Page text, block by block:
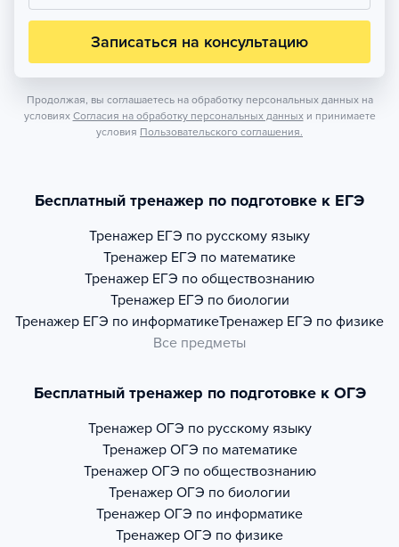
Записаться на консультацию
Продолжая, вы соглашаетесь на обработку персональных данных на
условиях Согласия на обработку персональных данных и принимаете
условия Пользовательского соглашения.
Бесплатный тренажер по подготовке к ЕГЭ
Тренажер ЕГЭ по русскому языку
Тренажер ЕГЭ по математике
Тренажер ЕГЭ по обществознанию
Тренажер ЕГЭ по биологии
Тренажер ЕГЭ по информатикеТренажер ЕГЭ по физике
Все предметы
Бесплатный тренажер по подготовке к ОГЭ
Тренажер ОГЭ по русскому языку
Тренажер ОГЭ по математике
Тренажер ОГЭ по обществознанию
Тренажер ОГЭ по биологии
Тренажер ОГЭ по информатике
Тренажер ОГЭ по физике